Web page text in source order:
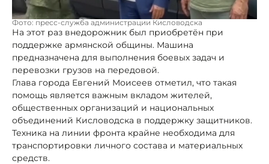
Фото: пресс-служба администрации Кисловодска
На этот раз внедорожник был приобретён при
поддержке армянской общины. Машина
предназначена для выполнения боевых задач и
перевозки грузов на передовой.
Глава города Евгений Моисеев отметил, что такая
помощь является важным вкладом жителей,
общественных организаций и национальных
объединений Кисловодска в поддержку защитников.
Техника на линии фронта крайне необходима для
транспортировки личного состава и материальных
средств.